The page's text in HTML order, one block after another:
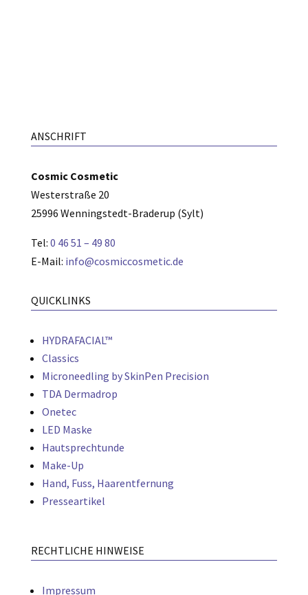
ANSCHRIFT
Cosmic Cosmetic
Westerstraße 20
25996 Wenningstedt-Braderup (Sylt)
Tel: 0 46 51 – 49 80
E-Mail: info@cosmiccosmetic.de
QUICKLINKS
HYDRAFACIAL™
Classics
Microneedling by SkinPen Precision
TDA Dermadrop
Onetec
LED Maske
Hautsprechtunde
Make-Up
Hand, Fuss, Haarentfernung
Presseartikel
RECHTLICHE HINWEISE
Impressum